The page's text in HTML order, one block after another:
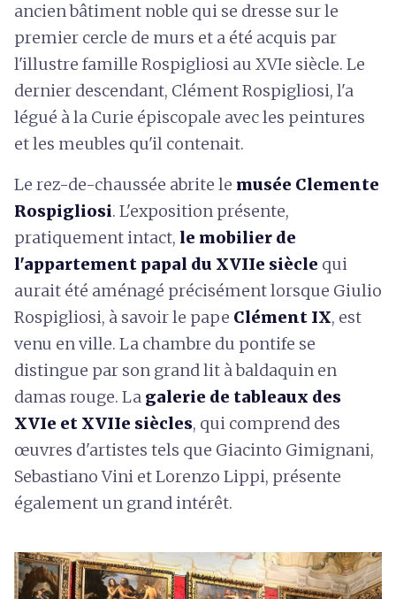
ancien bâtiment noble qui se dresse sur le
premier cercle de murs et a été acquis par
l'illustre famille Rospigliosi au XVIe siècle. Le
dernier descendant, Clément Rospigliosi, l'a
légué à la Curie épiscopale avec les peintures
et les meubles qu'il contenait.
Le rez-de-chaussée abrite le musée Clemente
Rospigliosi. L'exposition présente,
pratiquement intact, le mobilier de
l'appartement papal du XVIIe siècle qui
aurait été aménagé précisément lorsque Giulio
Rospigliosi, à savoir le pape Clément IX, est
venu en ville. La chambre du pontife se
distingue par son grand lit à baldaquin en
damas rouge. La galerie de tableaux des
XVIe et XVIIe siècles, qui comprend des
œuvres d'artistes tels que Giacinto Gimignani,
Sebastiano Vini et Lorenzo Lippi, présente
également un grand intérêt.